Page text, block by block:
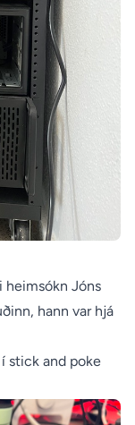
heimsókn Jóns
hann var hjá
stick and poke